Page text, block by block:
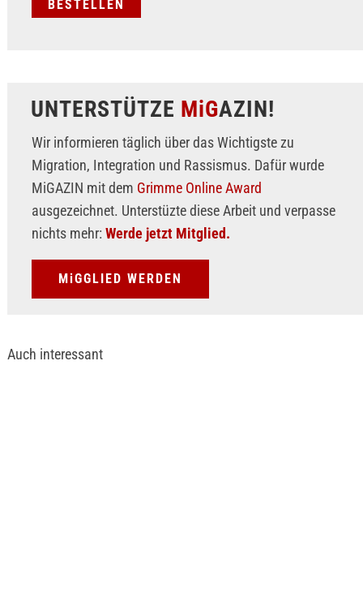
UNTERSTÜTZE MiGAZIN!
Wir informieren täglich über das Wichtigste zu
Migration, Integration und Rassismus. Dafür wurde
MiGAZIN mit dem Grimme Online Award
ausgezeichnet. Unterstüzte diese Arbeit und verpasse
nichts mehr: Werde jetzt Mitglied.
MiGGLIED WERDEN
Auch interessant